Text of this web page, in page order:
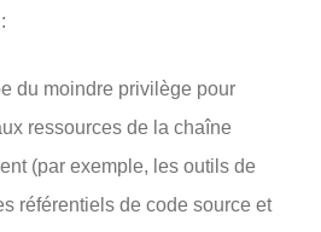
du moindre privilège pour
ressources de la chaîne
(par exemple, les outils de
référentiels de code source et